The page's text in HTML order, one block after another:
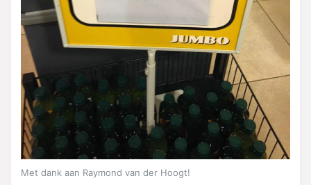
Met dank aan Raymond van der Hoogt!